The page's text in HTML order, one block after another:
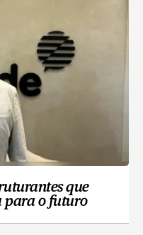
que
para o futuro